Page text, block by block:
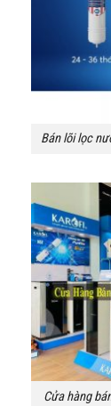
Bán lõi lọc
Cửa hàng